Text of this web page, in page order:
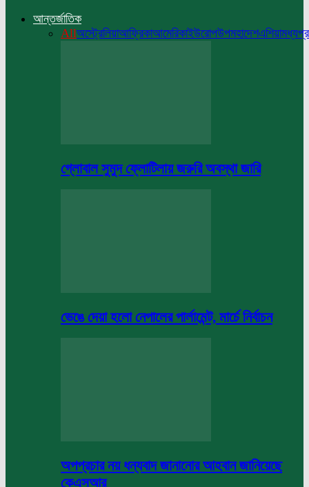
আন্তর্জাতিক
Allঅস্ট্রেলিয়াআফ্রিকাআমেরিকাইউরোপউপমহাদেশএশিয়া
গ্লোবাল সুমুদ ফ্লোটিলায় জরুরি অবস্থা জারি
ভেঙে দেয়া হলো নেপালের পার্লামেন্ট, মার্চে নির্বাচন
অপপ্রচার নয় ধন্যবাদ জানানোর আহবান জানিয়েছে
কেএসআর